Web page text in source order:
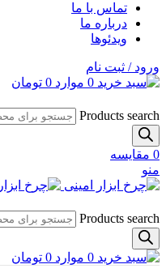
تماس با ما
درباره ما
ویدئوها
ورود / ثبت نام
0 موارد 0 تومان
Products search
0 مقایسه
منو
Products search
0 موارد 0 تومان